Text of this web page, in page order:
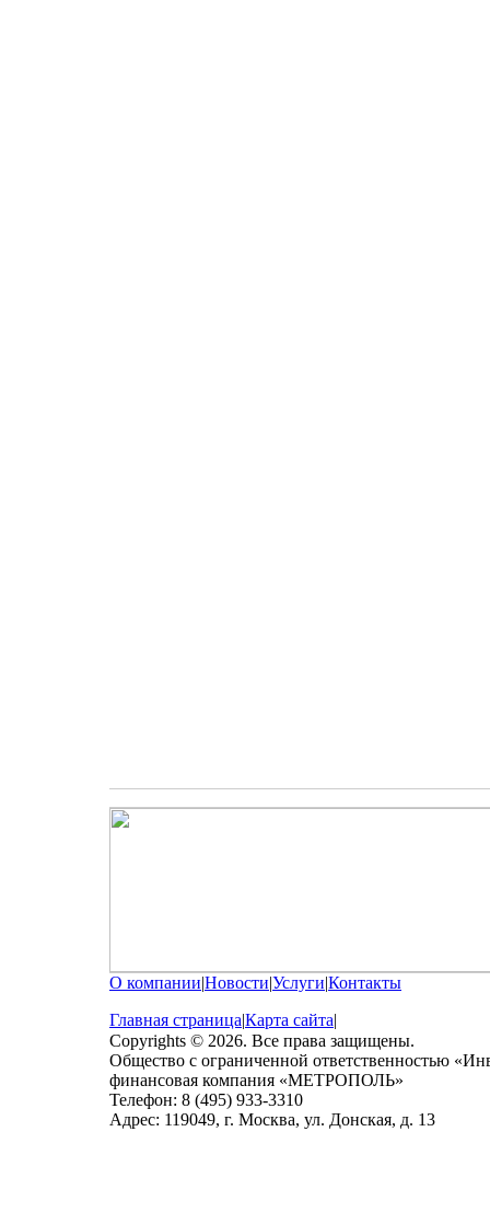
О компании|Новости|Услуги|Контакты
Главная страница|Карта сайта|
Copyrights © 2026. Все права защищены.
Общество с ограниченной ответственностью
финансовая компания «МЕТРОПОЛЬ»
Телефон: 8 (495) 933-3310
Адрес: 119049, г. Москва, ул. Донская, д. 13